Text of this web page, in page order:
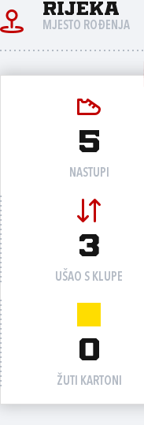
Rijeka
MJESTO ROĐENJA
5
NASTUPI
3
UŠAO S KLUPE
0
ŽUTI KARTONI